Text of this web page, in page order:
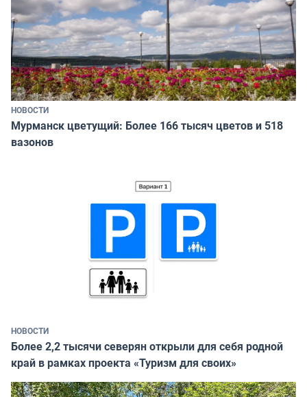
НОВОСТИ
Мурманск цветущий: Более 166 тысяч цветов и 518
вазонов
НОВОСТИ
Более 2,2 тысячи северян открыли для себя родной
край в рамках проекта «Туризм для своих»